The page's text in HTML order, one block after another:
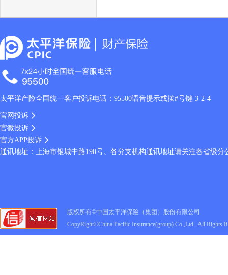
太平洋产险全国统一客户投诉电话：95500语音提示或按#号键-3-2-4
官网投诉
官微投诉
官方APP投诉
通讯地址：上海市银城中路190号。各分支机构通讯地址请关注各省级
版权所有©中国太平洋保险（集团）股份有限公司
CopyRight©China Pacific Insurance(group) Co.,Ltd.. All Rights